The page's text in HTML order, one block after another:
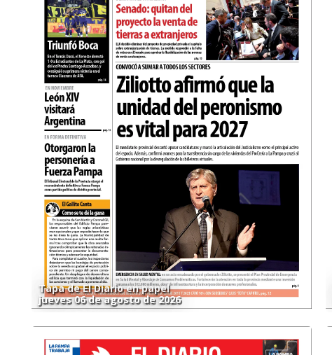
Tapa de El Diario en papel
jueves 06 de agosto de 2026